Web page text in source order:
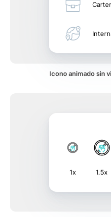
Icono animado sin
1x 1.5x